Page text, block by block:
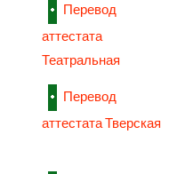
Перевод
аттестата
Театральная
Перевод
аттестата Тверская